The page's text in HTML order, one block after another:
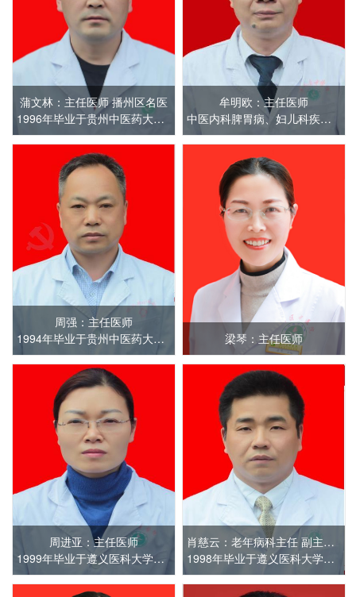
蒲文林：主任医师 播州区名医
1996年毕业于贵州中医药大学。曾于遵义医科大学附属医院
牟明欧：主任医师
中医内科脾胃病、妇儿科疾病的诊疗，尤其运用经方治疗中风后遗症、类风湿、失眠等疑难杂症疗效显著
周强：主任医师
1994年毕业于贵州中医药大学。曾于遵义市第一人民医院
梁琴：主任医师
周进亚：主任医师
1999年毕业于遵义医科大学。曾于重庆医科大学第一附属医院、浙江省中医院进修学习
肖慈云：老年病科主任 副主任医师 播州区名医
1998年毕业于遵义医科大学。曾于贵州医科大学附属医院、遵义医科大学附属医院进修学习，并参加全国重症医学培训班培训学习。